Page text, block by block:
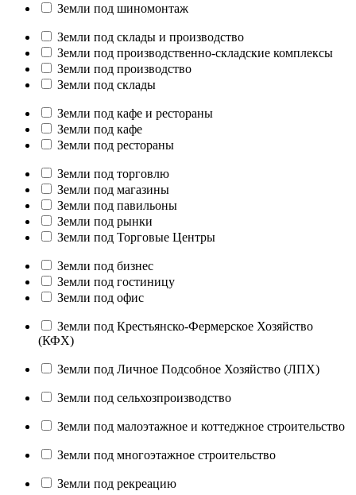
Земли под шиномонтаж
Земли под склады и производство
Земли под производственно-складские комплексы
Земли под производство
Земли под склады
Земли под кафе и рестораны
Земли под кафе
Земли под рестораны
Земли под торговлю
Земли под магазины
Земли под павильоны
Земли под рынки
Земли под Торговые Центры
Земли под бизнес
Земли под гостиницу
Земли под офис
Земли под Крестьянско-Фермерское Хозяйство
(КФХ)
Земли под Личное Подсобное Хозяйство (ЛПХ)
Земли под сельхозпроизводство
Земли под малоэтажное и коттеджное строительство
Земли под многоэтажное строительство
Земли под рекреацию